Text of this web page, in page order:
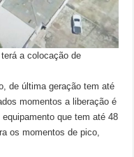
a colocação de
de última geração tem até
momentos a liberação é
que tem até 48
os momentos de pico,